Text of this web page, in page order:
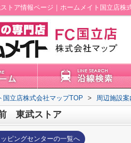
トア情報ページ｜ホームメイト国立店株
国立店株式会社マップTOP > 周辺施設案
東武ストア
ピングセンターの一覧へ